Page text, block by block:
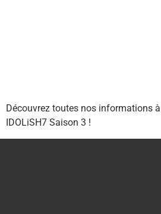
Découvrez toutes nos informations
IDOLiSH7 Saison 3 !